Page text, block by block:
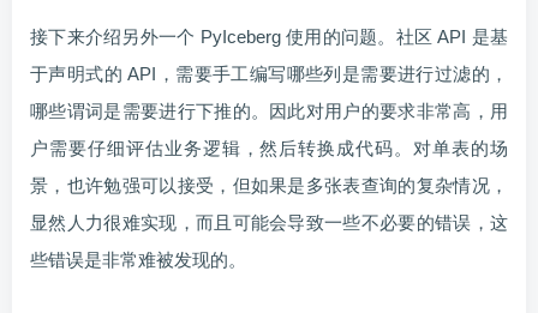
接下来介绍另外一个 PyIceberg 使用的问题。社区 API 是基
于声明式的 API，需要手工编写哪些列是需要进行过滤的，
哪些谓词是需要进行下推的。因此对用户的要求非常高，用
户需要仔细评估业务逻辑，然后转换成代码。对单表的场
景，也许勉强可以接受，但如果是多张表查询的复杂情况，
显然人力很难实现，而且可能会导致一些不必要的错误，这
些错误是非常难被发现的。